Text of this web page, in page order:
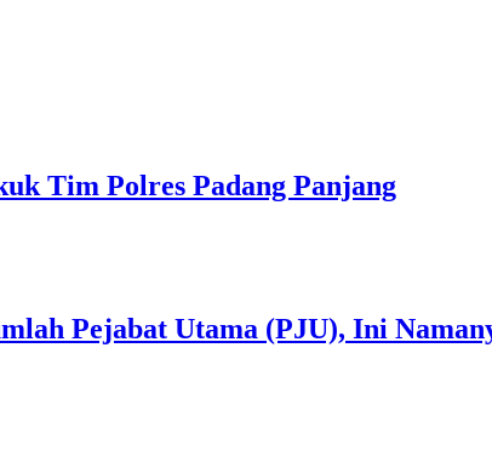
Tim Polres Padang Panjang
Pejabat Utama (PJU), Ini